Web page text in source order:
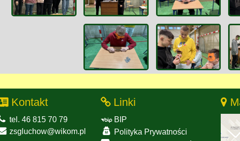
Kontakt
tel. 46 815 70 79
zsgluchow@wikom.pl
Linki
BIP
Polityka Prywatności